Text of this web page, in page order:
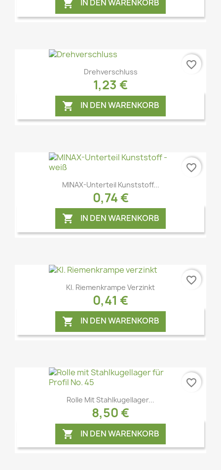
Vorschau
 IN DEN WARENKORB
Vorschau
Drehverschluss
1,23 €
 IN DEN WARENKORB
favorite_border
Vorschau
MINAX-Unterteil Kunststoff...
0,74 €
 IN DEN WARENKORB
favorite_border
Vorschau
Kl. Riemenkrampe Verzinkt
0,41 €
 IN DEN WARENKORB
favorite_border
Rolle Mit Stahlkugellager...
8,50 €
 IN DEN WARENKORB
favorite_border